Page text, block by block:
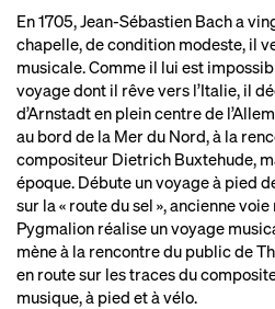
ÉCOUTER&
d
playlist de
vidéo
ACTIONS
le kiosque
les
résidences et
LES CHEMINS
En 1705, Jean-Sébastien Bach a
chapelle, de condition modeste, il
musicale. Comme il lui est
voyage dont il rêve vers l’Italie, il
d’Arnstadt en plein centre de
au bord de la Mer du Nord, à la
compositeur Dietrich Buxtehude,
époque. Débute un voyage à pied
sur la « route du sel », ancienne
Pygmalion réalise un voyage
mène à la rencontre du public de
en route sur les traces du
musique, à pied et à vélo.